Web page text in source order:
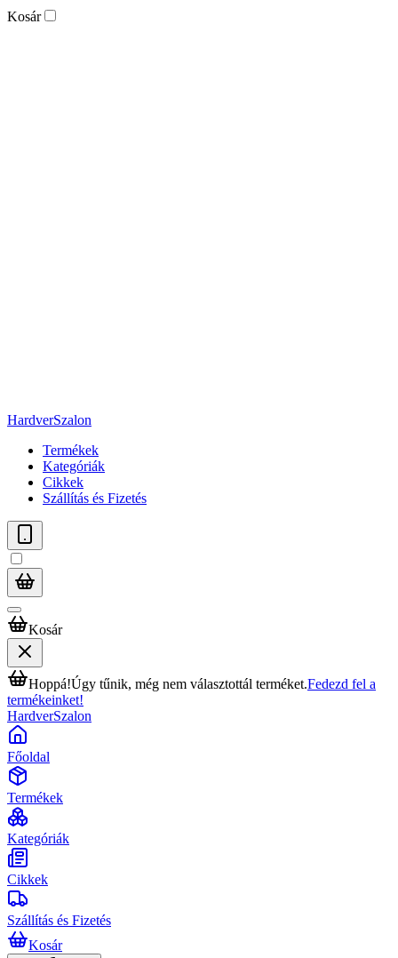
Kosár
HardverSzalon
Termékek
Kategóriák
Cikkek
Szállítás és Fizetés
Kosár
Hoppá!Úgy tűnik, még nem választottál terméket.Fedezd fel a
termékeinket!
HardverSzalon
Főoldal
Termékek
Kategóriák
Cikkek
Szállítás és Fizetés
Kosár